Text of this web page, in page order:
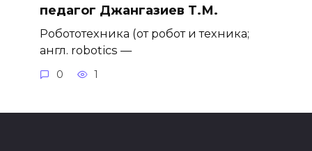
педагог Джангазиев Т.М.
Робототехника (от робот и техника;
англ. robotics —
0 1